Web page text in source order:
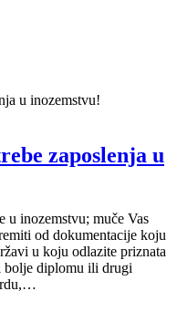
zaposlenja u
u inozemstvu; muče Vas
od dokumentacije koju
u koju odlazite priznata
bolje diplomu ili drugi